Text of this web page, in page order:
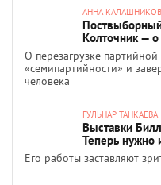
АННА
Колточник — о
О перезагрузке
«семипартийности» и
человека
ГУЛЬНАР ТАНКАЕВА
Выставки
Теперь нужно
Его работы заставляют